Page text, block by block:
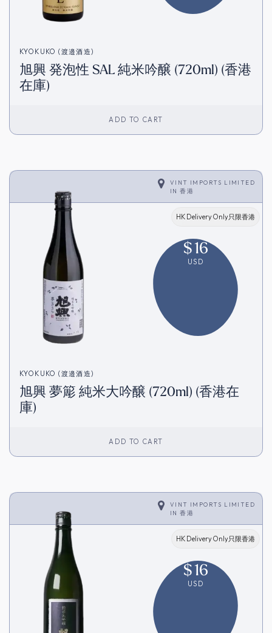
KYOKUKO (渡邉酒造)
旭興 発泡性 SAL 純米吟醸 (720ml) (香港
在庫)
ADD TO CART
VINT IMPORTS LIMITED
IN香港
HK Delivery Only只限香港
$16
USD
KYOKUKO (渡邉酒造)
旭興 夢簓 純米大吟醸 (720ml) (香港在
庫)
ADD TO CART
VINT IMPORTS LIMITED
IN香港
HK Delivery Only只限香港
$16
USD